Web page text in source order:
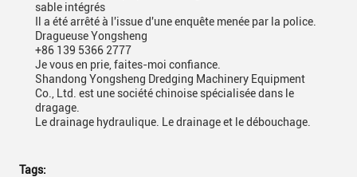
sable intégrés
Il a été arrêté à l'issue d'une enquête menée par la police.
Dragueuse Yongsheng
+86 139 5366 2777
Je vous en prie, faites-moi confiance.
Shandong Yongsheng Dredging Machinery Equipment
Co., Ltd. est une société chinoise spécialisée dans le
dragage.
Le drainage hydraulique. Le drainage et le débouchage.
Tags: